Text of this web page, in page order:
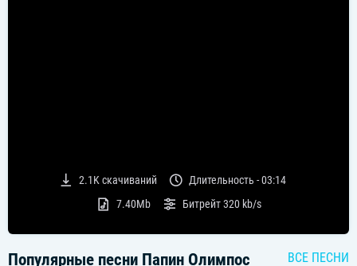
2.1Kскачиваний Длительность -03:14
7.40Mb
Битрейт320 kb/s
Популярные песни Папин Олимпос ВСЕ ПЕСНИ